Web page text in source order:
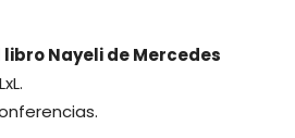
Nayeli de Mercedes